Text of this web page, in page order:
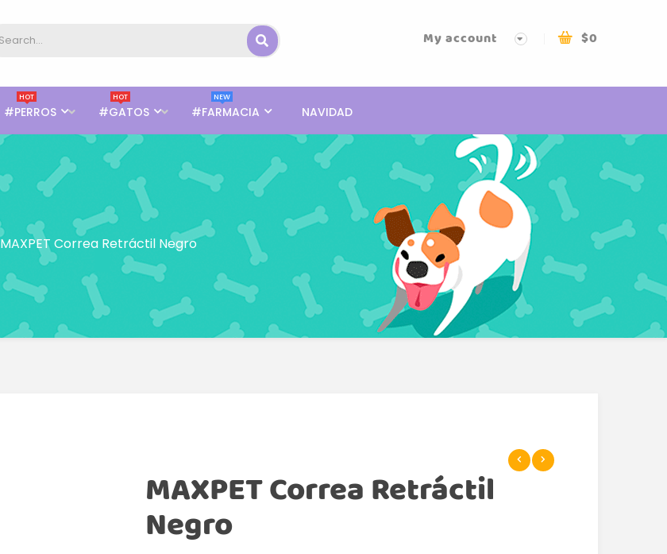
$0
My account
#PERROS
HOT
#GATOS
HOT
#FARMACIA
NEW
NAVIDAD
MAXPET Correa Retráctil Negro
MAXPET Correa Retráctil
Negro